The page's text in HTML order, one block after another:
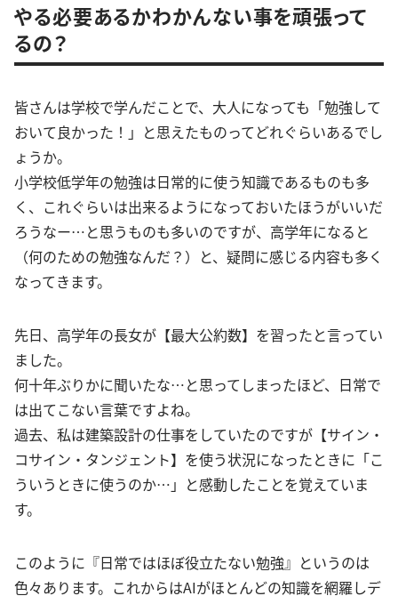
やる必要あるかわかんない事を頑張って
るの？
皆さんは学校で学んだことで、大人になっても「勉強して
おいて良かった！」と思えたものってどれぐらいあるでし
ょうか。
小学校低学年の勉強は日常的に使う知識であるものも多
く、これぐらいは出来るようになっておいたほうがいいだ
ろうなー…と思うものも多いのですが、高学年になると
（何のための勉強なんだ？）と、疑問に感じる内容も多く
なってきます。
先日、高学年の長女が【最大公約数】を習ったと言ってい
ました。
何十年ぶりかに聞いたな…と思ってしまったほど、日常で
は出てこない言葉ですよね。
過去、私は建築設計の仕事をしていたのですが【サイン・
コサイン・タンジェント】を使う状況になったときに「こ
ういうときに使うのか…」と感動したことを覚えていま
す。
このように『日常ではほぼ役立たない勉強』というのは
色々あります。これからはAIがほとんどの知識を網羅しデ